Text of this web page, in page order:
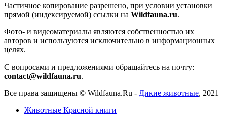
Частичное копирование разрешено, при условии установки
прямой (индексируемой) ссылки на Wildfauna.ru.
Фото- и видеоматериалы являются собственностью их
авторов и используются исключительно в информационных
целях.
С вопросами и предложениями обращайтесь на почту:
contact@wildfauna.ru.
Все права защищены © Wildfauna.Ru - Дикие животные, 2021
Животные Красной книги